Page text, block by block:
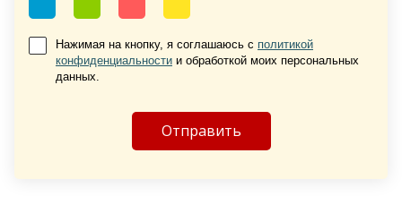
Нажимая на кнопку, я соглашаюсь с политикой
конфиденциальности и обработкой моих персональных
данных.